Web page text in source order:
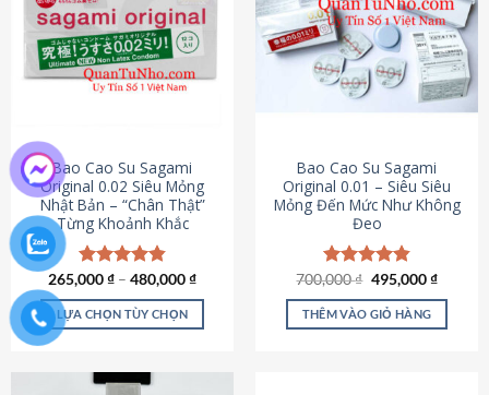
trên
trang
sản
phẩm
Bao Cao Su Sagami
Original 0.02 Siêu Mỏng
Nhật Bản – “Chân Thật”
Từng Khoảnh Khắc
Được xếp
hạng4.87
5 sao
265,000₫ – 480,000₫
LỰA CHỌN TÙY CHỌN
này
Bao Cao Su Sagami
Original 0.01 – Siêu Siêu
Mỏng Đến Mức Như Không
Đeo
Được xếp
hạng4.83
5 sao
700,000₫ Giá
là:
700,000 ₫.
495,000₫Giá
tại
THÊM VÀO GIỎ HÀNG